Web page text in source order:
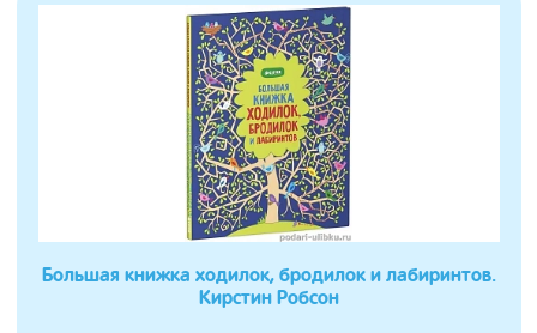
Большая книжка ходилок, бродилок и лабиринтов.
Кирстин Робсон